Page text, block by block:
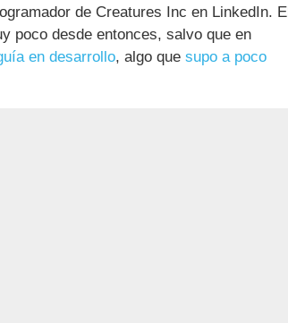
de Creatures Inc en LinkedIn. El
poco desde entonces, salvo que en
en desarrollo, algo que supo a poco